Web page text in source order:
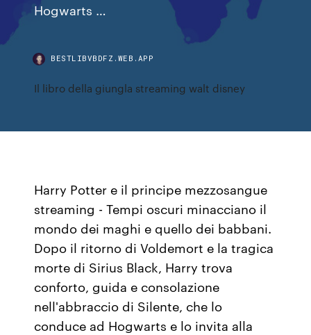
Hogwarts …
BESTLIBVBDFZ.WEB.APP
Il libro della giungla streaming walt disney
Harry Potter e il principe mezzosangue
streaming - Tempi oscuri minacciano il
mondo dei maghi e quello dei babbani.
Dopo il ritorno di Voldemort e la tragica
morte di Sirius Black, Harry trova
conforto, guida e consolazione
nell'abbraccio di Silente, che lo
conduce ad Hogwarts e lo invita alla